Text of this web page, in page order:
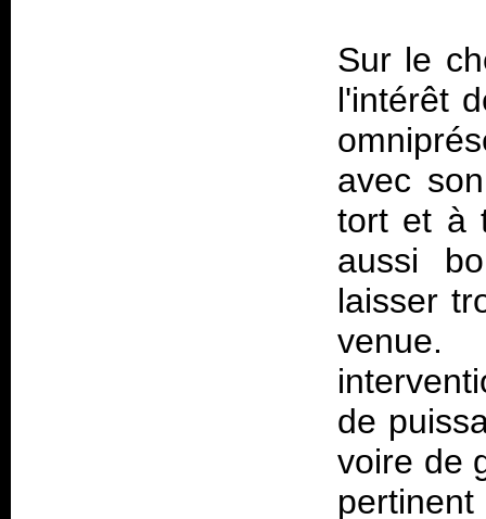
Sur le
l'intérêt
avec
tort et à
aussi
laisser
venue.
de
voire de